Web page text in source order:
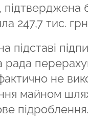
247,7 тис.
не
майном
підроблення.